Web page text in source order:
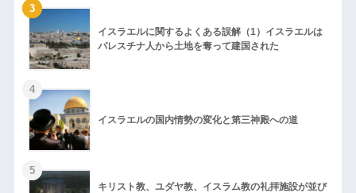
3
イスラエルに関するよくある誤解（1）イスラエルは
パレスチナ人から土地を奪って建国された
4
イスラエルの国内情勢の変化と第三神殿への道
5
キリスト教、ユダヤ教、イスラム教の礼拝施設が並び